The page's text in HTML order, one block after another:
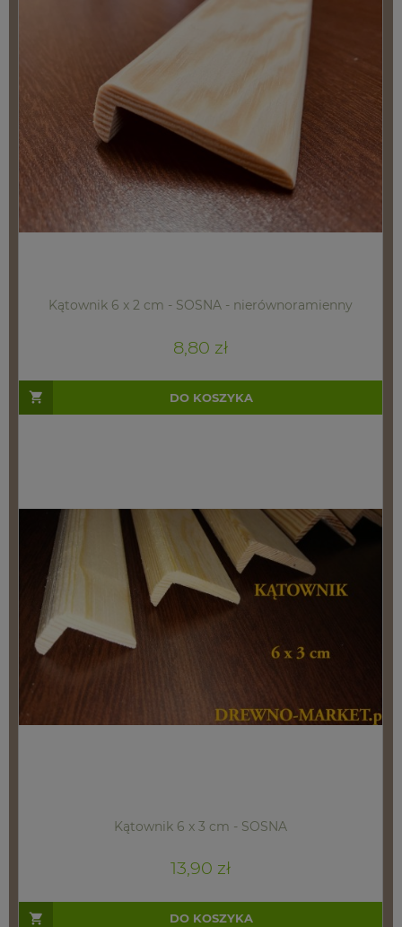
Kątownik 6 x 2 cm - SOSNA - nierównoramienny
8,80 zł
DO KOSZYKA
Kątownik 6 x 3 cm - SOSNA
13,90 zł
DO KOSZYKA